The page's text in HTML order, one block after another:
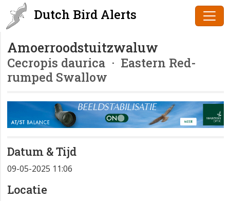
Dutch Bird Alerts
Amoerroodstuitzwaluw
Cecropis daurica · Eastern Red-
rumped Swallow
Datum & Tijd
09-05-2025 11:06
Locatie